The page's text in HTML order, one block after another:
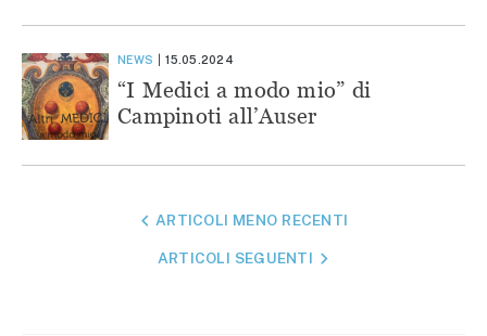
NEWS 15.05.2024
“I Medici a modo mio” di
Campinoti all’Auser
NAVIGAZIONEARTICOLI MENO RECENTI
ARTICOLI SEGUENTI